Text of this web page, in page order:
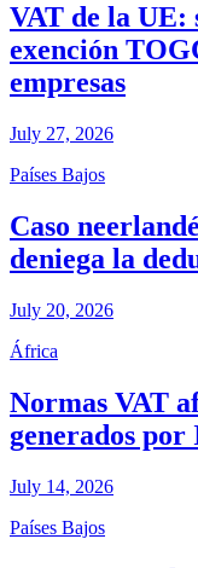
VAT de la UE:
exención
empresas
July 27, 2026
Países Bajos
Caso
deniega la
July 20, 2026
África
Normas VAT
generados por
July 14, 2026
Países Bajos